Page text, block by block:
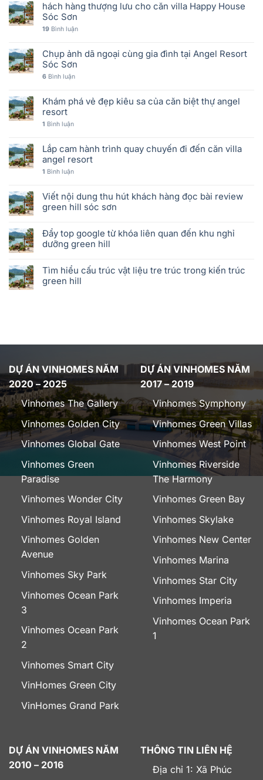
hách hàng thượng lưu cho căn villa Happy House
Sóc Sơn
19 Bình luận
Chụp ảnh dã ngoại cùng gia đình tại Angel Resort
Sóc Sơn
6 Bình luận
Khám phá vẻ đẹp kiêu sa của căn biệt thự angel
resort
1 Bình luận
Lắp cam hành trình quay chuyến đi đến căn villa
angel resort
1 Bình luận
Viết nội dung thu hút khách hàng đọc bài review
green hill sóc sơn
Đẩy top google từ khóa liên quan đến khu nghỉ
dưỡng green hill
Tìm hiểu cấu trúc vật liệu tre trúc trong kiến trúc
green hill
DỰ ÁN VINHOMES NĂM
2020 – 2025
Vinhomes The Gallery
Vinhomes Golden City
Vinhomes Global Gate
Vinhomes Green
Paradise
Vinhomes Wonder City
Vinhomes Royal Island
Vinhomes Golden
Avenue
Vinhomes Sky Park
Vinhomes Ocean Park
3
Vinhomes Ocean Park
2
Vinhomes Smart City
VinHomes Green City
VinHomes Grand Park
DỰ ÁN VINHOMES NĂM
2017 – 2019
Vinhomes Symphony
Vinhomes Green Villas
Vinhomes West Point
Vinhomes Riverside
The Harmony
Vinhomes Green Bay
Vinhomes Skylake
Vinhomes New Center
Vinhomes Marina
Vinhomes Star City
Vinhomes Imperia
Vinhomes Ocean Park
1
DỰ ÁN VINHOMES NĂM
2010 – 2016
THÔNG TIN LIÊN HỆ
Địa chỉ 1: Xã Phúc